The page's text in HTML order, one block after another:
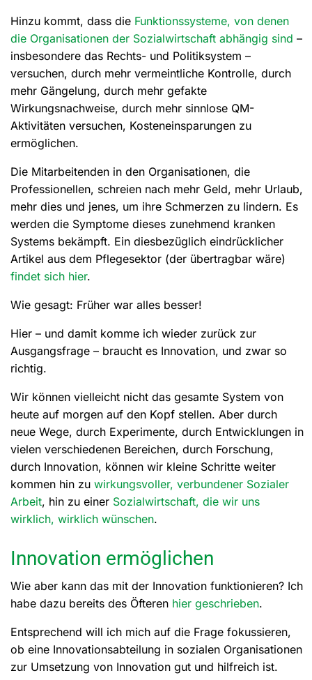
Hinzu kommt, dass die Funktionssysteme, von denen
die Organisationen der Sozialwirtschaft abhängig sind –
insbesondere das Rechts- und Politiksystem –
versuchen, durch mehr vermeintliche Kontrolle, durch
mehr Gängelung, durch mehr gefakte
Wirkungsnachweise, durch mehr sinnlose QM-
Aktivitäten versuchen, Kosteneinsparungen zu
ermöglichen.
Die Mitarbeitenden in den Organisationen, die
Professionellen, schreien nach mehr Geld, mehr Urlaub,
mehr dies und jenes, um ihre Schmerzen zu lindern. Es
werden die Symptome dieses zunehmend kranken
Systems bekämpft. Ein diesbezüglich eindrücklicher
Artikel aus dem Pflegesektor (der übertragbar wäre)
findet sich hier.
Wie gesagt: Früher war alles besser!
Hier – und damit komme ich wieder zurück zur
Ausgangsfrage – braucht es Innovation, und zwar so
richtig.
Wir können vielleicht nicht das gesamte System von
heute auf morgen auf den Kopf stellen. Aber durch
neue Wege, durch Experimente, durch Entwicklungen in
vielen verschiedenen Bereichen, durch Forschung,
durch Innovation, können wir kleine Schritte weiter
kommen hin zu wirkungsvoller, verbundener Sozialer
Arbeit, hin zu einer Sozialwirtschaft, die wir uns
wirklich, wirklich wünschen.
Innovation ermöglichen
Wie aber kann das mit der Innovation funktionieren? Ich
habe dazu bereits des Öfteren hier geschrieben.
Entsprechend will ich mich auf die Frage fokussieren,
ob eine Innovationsabteilung in sozialen Organisationen
zur Umsetzung von Innovation gut und hilfreich ist.